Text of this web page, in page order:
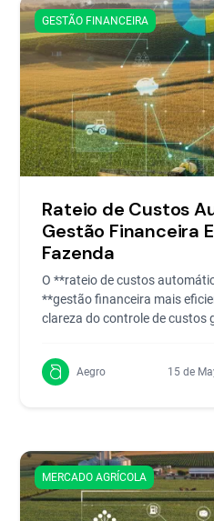
GESTÃO FINANCEIRA
Rateio de Custos
Gestão Financeira
Fazenda
O **rateio de custos
**gestão financeira mais
clareza do controle de custos
Aegro 15 de
MERCADO AGRÍCOLA